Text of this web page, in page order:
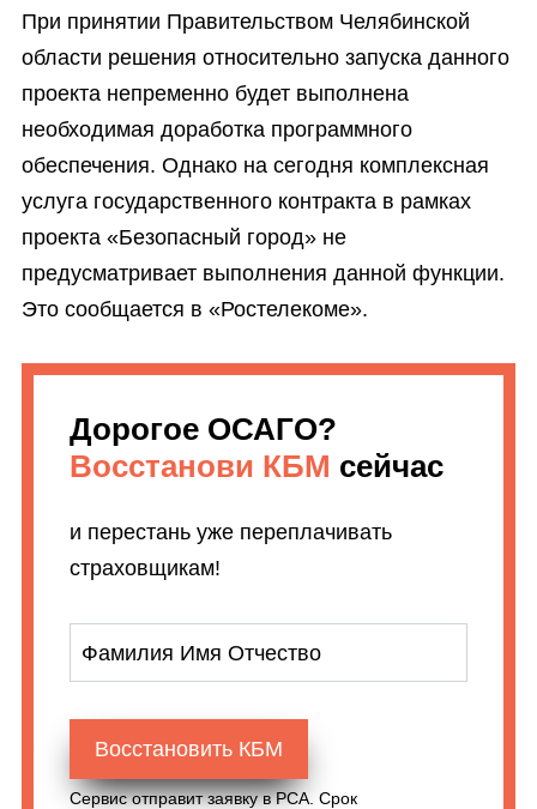
При принятии Правительством Челябинской
области решения относительно запуска данного
проекта непременно будет выполнена
необходимая доработка программного
обеспечения. Однако на сегодня комплексная
услуга государственного контракта в рамках
проекта «Безопасный город» не
предусматривает выполнения данной функции.
Это сообщается в «Ростелекоме».
Дорогое ОСАГО?
Восстанови КБМ сейчас
и перестань уже переплачивать
страховщикам!
Фамилия Имя Отчество
Восстановить КБМ
Сервис отправит заявку в РСА. Срок